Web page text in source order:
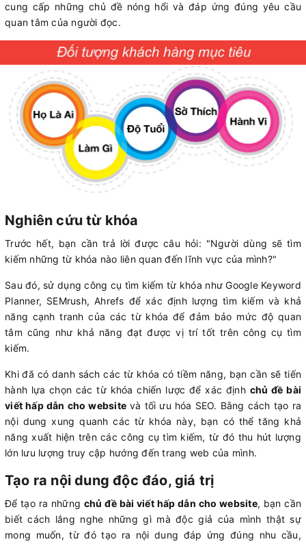
cung cấp những chủ đề nóng hổi và đáp ứng đúng yêu cầu
quan tâm của người đọc.
Nghiên cứu từ khóa
Trước hết, bạn cần trả lời được câu hỏi: "Người dùng sẽ tìm
kiếm những từ khóa nào liên quan đến lĩnh vực của mình?"
Sau đó, sử dụng công cụ tìm kiếm từ khóa như Google Keyword
Planner, SEMrush, Ahrefs để xác định lượng tìm kiếm và khả
năng cạnh tranh của các từ khóa để đảm bảo mức độ quan
tâm cũng như khả năng đạt được vị trí tốt trên công cụ tìm
kiếm.
Khi đã có danh sách các từ khóa có tiềm năng, bạn cần sẽ tiến
hành lựa chọn các từ khóa chiến lược để xác định chủ đề bài
viết hấp dẫn cho website và tối ưu hóa SEO. Bằng cách tạo ra
nội dung xung quanh các từ khóa này, bạn có thể tăng khả
năng xuất hiện trên các công cụ tìm kiếm, từ đó thu hút lượng
lớn lưu lượng truy cập hướng đến trang web của mình.
Tạo ra nội dung độc đáo, giá trị
Để tạo ra những chủ đề bài viết hấp dẫn cho website, bạn cần
biết cách lắng nghe những gì mà độc giả của mình thật sự
mong muốn, từ đó tạo ra nội dung đáp ứng đúng nhu cầu,